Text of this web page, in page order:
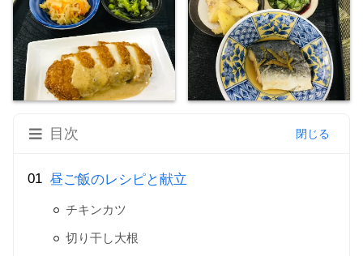
目次
昼ご飯のレシピと献立
チキンカツ
切り干し大根